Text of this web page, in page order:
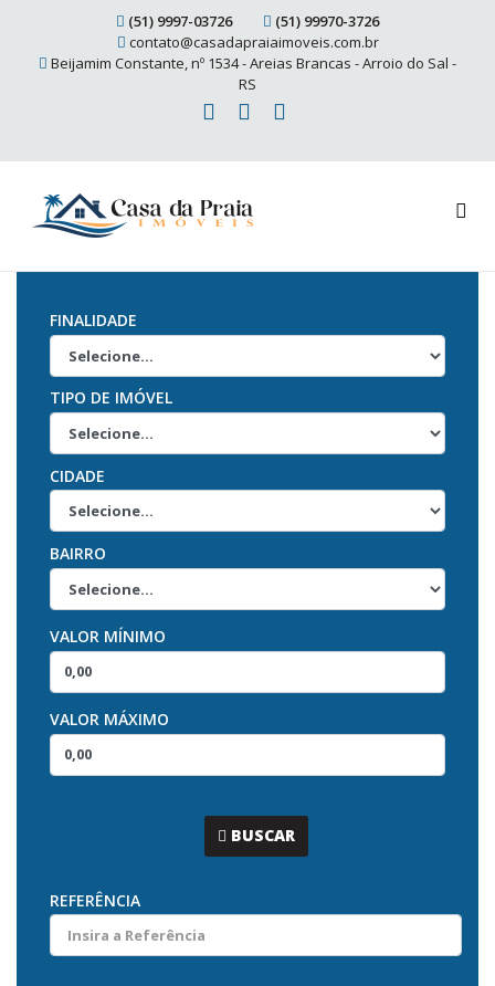
(51) 9997-03726
(51) 99970-3726
contato@casadapraiaimoveis.com.br
Beijamim Constante, nº 1534 - Areias Brancas - Arroio do Sal -
RS
FINALIDADE
TIPO DE IMÓVEL
CIDADE
BAIRRO
VALOR MÍNIMO
VALOR MÁXIMO
BUSCAR
REFERÊNCIA